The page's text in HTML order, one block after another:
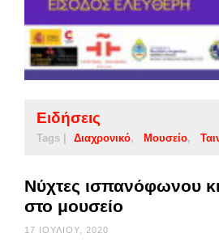
Ειδήσεις
Tags | Διαχρονικό Μουσείο
Νύχτες ισπανόφωνου
στο μουσείο
17 ΙΟΥΛΊΟΥ, 2020